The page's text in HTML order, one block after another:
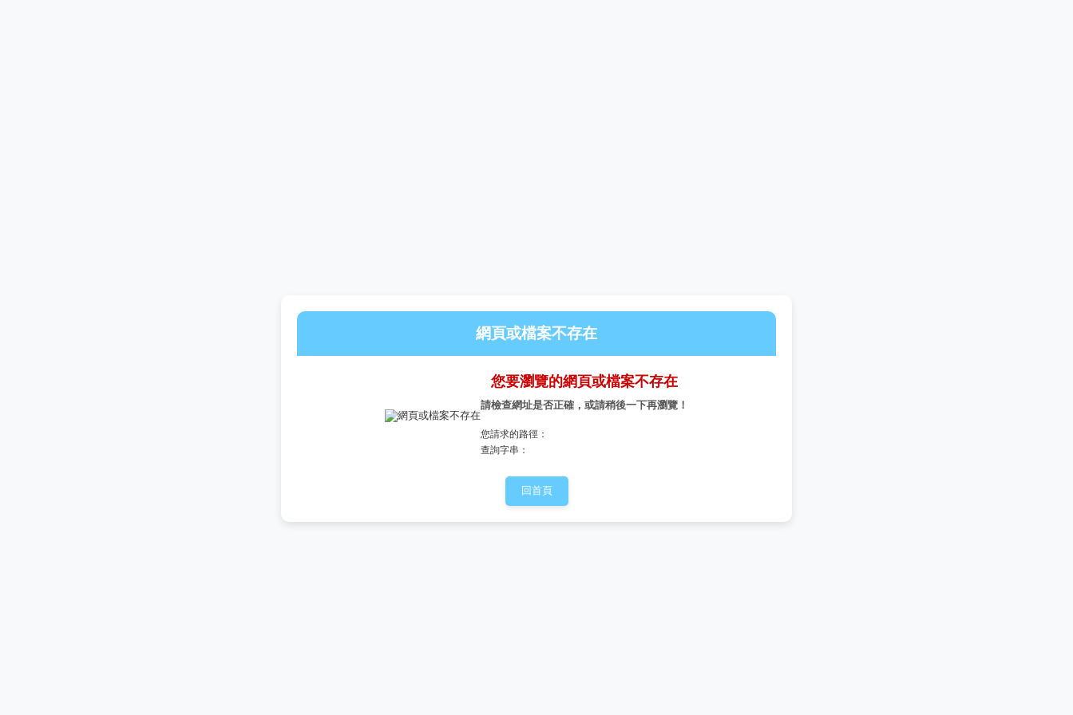
網頁或檔案不存在
您要瀏覽的網頁或檔案不存在
請檢查網址是否正確，或請稍後一下再瀏覽！
您請求的路徑：
查詢字串：
回首頁